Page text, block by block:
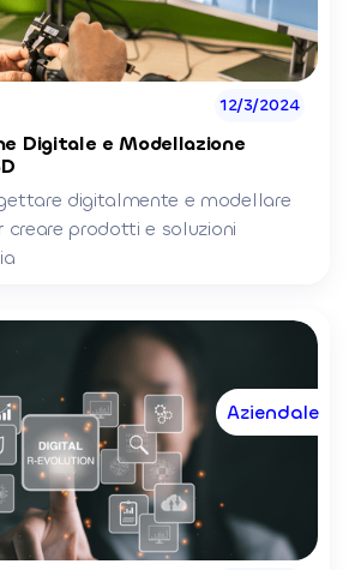
12/3/2024
Digitale e Modellazione
digitalmente e modellare
creare prodotti e soluzioni
Aziendale